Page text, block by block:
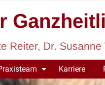
Reiter, Dr.
Karriere